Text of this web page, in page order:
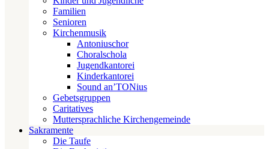
Familien
Senioren
Kirchenmusik
Antoniuschor
Choralschola
Jugendkantorei
Kinderkantorei
Sound an’TONius
Gebetsgruppen
Caritatives
Muttersprachliche Kirchengemeinde
Sakramente
Die Taufe